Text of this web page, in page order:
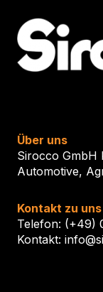
Über uns
Sirocco GmbH
Automotive,
Kontakt zu uns
Telefon: (+49)
Kontakt: